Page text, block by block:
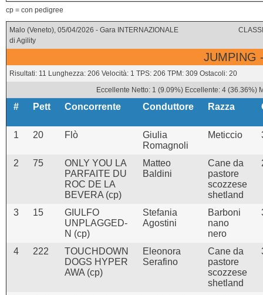
cp = con pedigree
Malo (Veneto), 05/04/2026 - Gara INTERNAZIONALE
di Agility
JUMPING
Risultati: 11 Lunghezza: 206 Velocità: 1 TPS: 206 TPM: 309 Ostacoli: 20
Eccellente Netto: 1 (9.09%) Eccellente: 4 (36.36%)
# Pett Concorrente Conduttore Razza
1 20 Flò
Giulia
Romagnoli
Meticcio
2 75
ONLY YOU LA
PARFAITE DU
ROC DE LA
BEVERA (cp)
Matteo
Baldini
Cane da
pastore
scozzese
shetland
3 15
GIULFO
UNPLAGGED-
N (cp)
Stefania
Agostini
Barboni
nano
nero
4 222
TOUCHDOWN
DOGS HYPER
AWA (cp)
Eleonora
Serafino
Cane da
pastore
scozzese
shetland